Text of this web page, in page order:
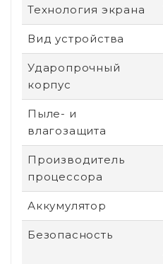
Технология экрана
Вид устройства
Ударопрочный
корпус
Пыле- и
влагозащита
Производитель
процессора
Аккумулятор
Безопасность